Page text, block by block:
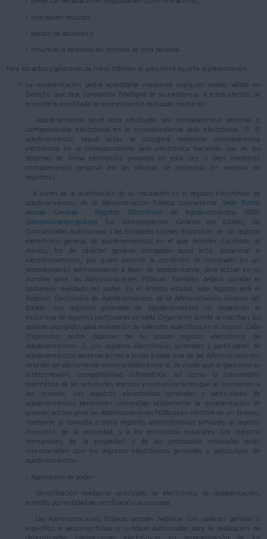
- interponer recursos,
- desistir de acciones y
- renunciar a derechos en nombre de otra persona
Para los actos y gestiones de mero trámite se presumirá aquella representación.
La representación podrá acreditarse mediante cualquier medio válido en
Derecho que deje constancia fidedigna de su existencia. A estos efectos, se
entenderá acreditada la representación realizada mediante:
- Apoderamiento apud acta efectuado por comparecencia personal o
comparecencia electrónica en la correspondiente sede electrónica, (5. El
apoderamiento «apud acta» se otorgará mediante comparecencia
electrónica en la correspondiente sede electrónica haciendo uso de los
sistemas de firma electrónica previstos en esta Ley, o bien mediante
comparecencia personal en las oficinas de asistencia en materia de
registros.).
- A través de la acreditación de su inscripción en el registro electrónico de
apoderamientos de la Administración Pública competente.Sede Punto
Acceso General - Registro Electrónico de Apoderamientos (REA)
(administracion.gob.es)
(La Administración General del Estado, las
Comunidades Autónomas y las Entidades Locales dispondrán de un registro
electrónico general de apoderamientos, en el que deberán inscribirse, al
menos, los de carácter general otorgados apud acta, presencial o
electrónicamente, por quien ostente la condición de interesado en un
procedimiento administrativo a favor de representante, para actuar en su
nombre ante las Administraciones Públicas. También deberá constar el
bastanteo realizado del poder. En el ámbito estatal, este registro será el
Registro Electrónico de Apoderamientos de la Administración General del
Estado. Los registros generales de apoderamientos no impedirán la
existencia de registros particulares en cada Organismo donde se inscriban los
poderes otorgados para realización de trámites específicos en el mismo. Cada
Organismo podrá disponer de su propio registro electrónico de
apoderamientos. 2. Los registros electrónicos generales y particulares de
apoderamientos pertenecientes a todas y cada una de las Administraciones,
deberán ser plenamente interoperables entre sí, de modo que se garantice su
interconexión, compatibilidad informática, así como la transmisión
telemática de las solicitudes, escritos y comunicaciones que se incorporen a
los mismos. Los registros electrónicos generales y particulares de
apoderamientos permitirán comprobar válidamente la representación de
quienes actúen ante las Administraciones Públicas en nombre de un tercero,
mediante la consulta a otros registros administrativos similares, al registro
mercantil, de la propiedad, y a los protocolos notariales. Los registros
mercantiles, de la propiedad, y de los protocolos notariales serán
interoperables con los registros electrónicos generales y particulares de
apoderamientos.
- Aportación de poder
- Identificación mediante certificado de electrónico de representación,
emitido por entidad de certificación autorizada.
- Las Administraciones Públicas podrán habilitar con carácter general o
específico a personas físicas o jurídicas autorizadas para la realización de